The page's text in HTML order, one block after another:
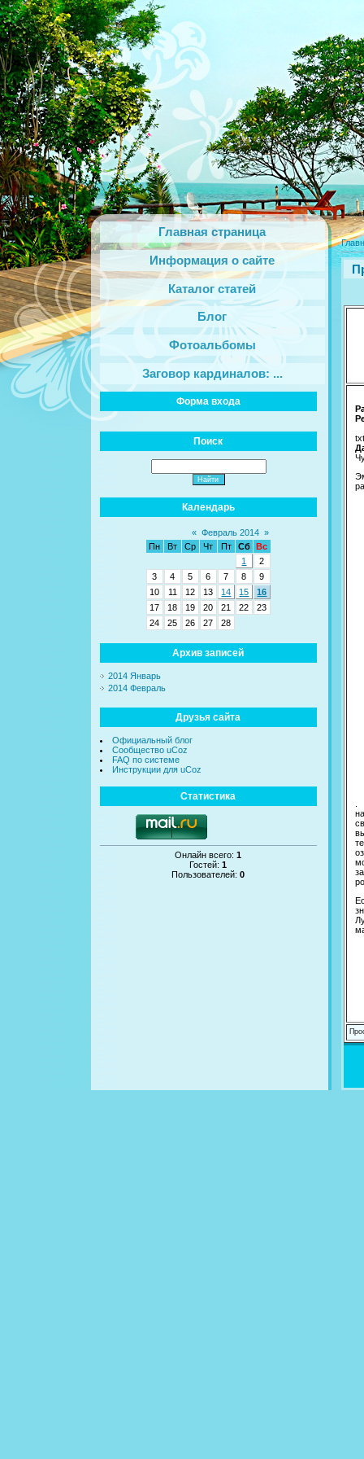
Главная страница
Информация о сайте
Каталог статей
Блог
Фотоальбомы
Заговор кардиналов: ...
Форма входа
Поиск
Календарь
« Февраль 2014 »
Пн
Вт Ср Чт Пт Сб
Вс
1
2
3
4 5 6 7 8
9
10
11 12 13 14 15
16
17
18 19 20 21 22
23
24
25 26 27 28
Архив записей
2014 Январь
2014 Февраль
Друзья сайта
Официальный блог
Сообщество uCoz
FAQ по системе
Инструкции для uCoz
Статистика
Онлайн всего:1
Гостей:1
Пользователей:0
txt